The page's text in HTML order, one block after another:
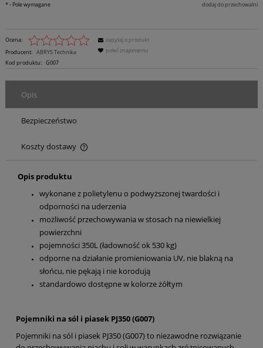
dodaj do przechowalni
*- Pole wymagane
Ocena:
Producent: ABRYS Technika
Kod produktu: G007
zapytaj o produkt
poleć znajomemu
Opis
Bezpieczeństwo
Koszty dostawy
Cena nie zawiera ewentualnych kosztów płatności
Opis produktu
wykonane z polietylenu o podwyższonej twardości i
odporności na uderzenia
możliwość przechowywania w stosach na niewielkiej
powierzchni
pojemności 350L (ładowność ok 530 kg)
odporne na działanie promieniowania UV, nie blakną na
słońcu, nie pękają i nie korodują
standardowo dostępne w kolorze żółtym
Pojemniki na sól i piasek PJ350 (G007)
Pojemniki na sól i piasek PJ350 (G007) to niezawodne rozwiązanie